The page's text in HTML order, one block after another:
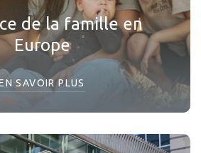
de la famille en
Europe
SAVOIR PLUS